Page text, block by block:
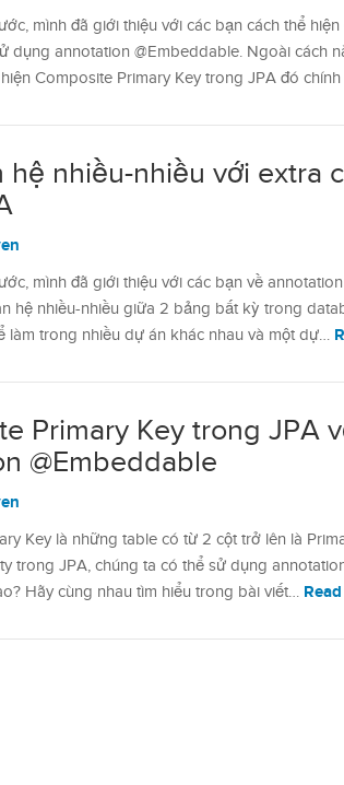
mình đã giới thiệu với các bạn cách thể
dụng annotation @Embeddable. Ngoài cách
Composite Primary Key trong JPA đó
hệ nhiều-nhiều với extra
mình đã giới thiệu với các bạn về
hệ nhiều-nhiều giữa 2 bảng bất kỳ trong
làm trong nhiều dự án khác nhau và một dự…
Primary Key trong JPA
@Embeddable
Key là những table có từ 2 cột trở lên là
trong JPA, chúng ta có thể sử dụng
Hãy cùng nhau tìm hiểu trong bài viết…